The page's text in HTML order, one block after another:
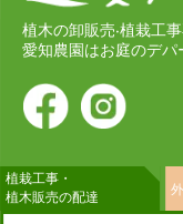
植木の卸販売‧植栽工
愛知農園はお庭のデ
植栽工事・
植木販売の配達